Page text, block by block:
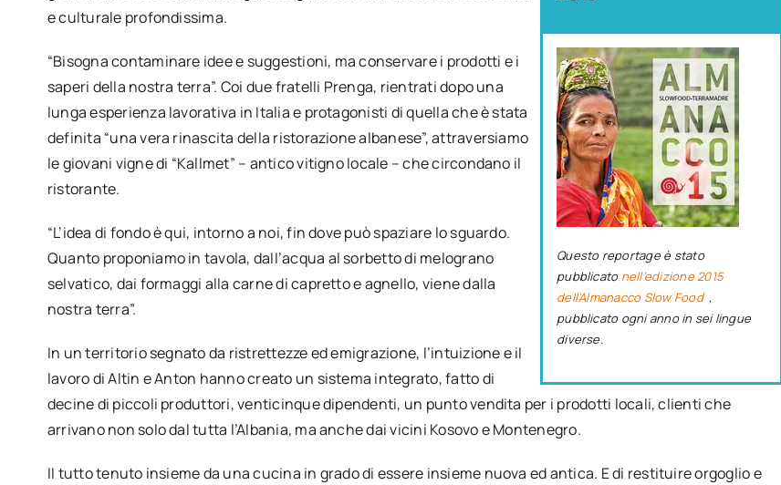
Questo reportage è stato
pubblicato nell’edizione 2015
dell’Almanacco Slow Food ,
pubblicato ogni anno in sei lingue
diverse.
e culturale profondissima.
“Bisogna contaminare idee e suggestioni, ma conservare i prodotti e i
saperi della nostra terra”. Coi due fratelli Prenga, rientrati dopo una
lunga esperienza lavorativa in Italia e protagonisti di quella che è stata
definita “una vera rinascita della ristorazione albanese”, attraversiamo
le giovani vigne di “Kallmet” – antico vitigno locale – che circondano il
ristorante.
“L’idea di fondo è qui, intorno a noi, fin dove può spaziare lo sguardo.
Quanto proponiamo in tavola, dall’acqua al sorbetto di melograno
selvatico, dai formaggi alla carne di capretto e agnello, viene dalla
nostra terra”.
In un territorio segnato da ristrettezze ed emigrazione, l’intuizione e il
lavoro di Altin e Anton hanno creato un sistema integrato, fatto di
decine di piccoli produttori, venticinque dipendenti, un punto vendita per i prodotti locali, clienti che
arrivano non solo dal tutta l’Albania, ma anche dai vicini Kosovo e Montenegro.
Il tutto tenuto insieme da una cucina in grado di essere insieme nuova ed antica. E di restituire orgoglio e